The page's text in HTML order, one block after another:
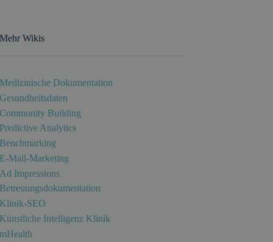
Mehr Wikis
Medizinische Dokumentation
Gesundheitsdaten
Community Building
Predictive Analytics
Benchmarking
E-Mail-Marketing
Ad Impressions
Betreuungsdokumentation
Klinik-SEO
Künstliche Intelligenz Klinik
mHealth